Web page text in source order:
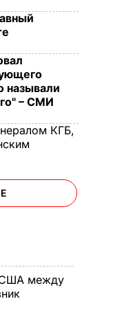
называли
– СМИ
КГБ,
США между